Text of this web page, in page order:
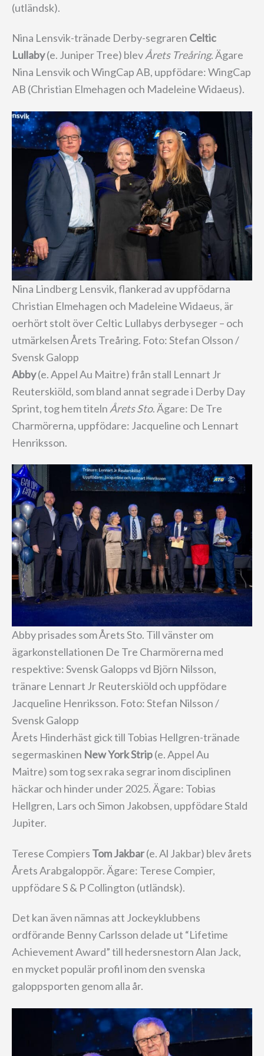
(utländsk).
Nina Lensvik-tränade Derby-segraren Celtic
Lullaby(e. Juniper Tree) blevÅrets Treåring. Ägare
Nina Lensvik och WingCap AB, uppfödare: WingCap
AB (Christian Elmehagen och Madeleine Widaeus).
Nina Lindberg Lensvik, flankerad av uppfödarna
Christian Elmehagen och Madeleine Widaeus, är
oerhört stolt över Celtic Lullabys derbyseger – och
utmärkelsen Årets Treåring. Foto: Stefan Olsson /
Svensk Galopp
Abby(e. Appel Au Maitre)från stall Lennart Jr
Reuterskiöld, som bland annat segrade i Derby Day
Sprint, tog hem titeln Årets Sto. Ägare: De Tre
Charmörerna, uppfödare: Jacqueline och Lennart
Henriksson.
Abby prisades som Årets Sto. Till vänster om
ägarkonstellationen De Tre Charmörerna med
respektive: Svensk Galopps vd Björn Nilsson,
tränare Lennart Jr Reuterskiöld och uppfödare
Jacqueline Henriksson. Foto: Stefan Nilsson /
Svensk Galopp
Årets Hinderhäst gick till Tobias Hellgren-tränade
segermaskinen New York Strip(e. Appel Au
Maitre) som tog sex raka segrar inom disciplinen
häckar och hinder under 2025. Ägare: Tobias
Hellgren, Lars och Simon Jakobsen, uppfödare Stald
Jupiter.
Terese Compiers Tom Jakbar(e. Al Jakbar) blev årets
Årets Arabgaloppör. Ägare: Terese Compier,
uppfödare S & P Collington (utländsk).
Det kan även nämnas att Jockeyklubbens
ordförande Benny Carlsson delade ut “Lifetime
Achievement Award” till hedersnestorn Alan Jack,
en mycket populär profil inom den svenska
galoppsporten genom alla år.